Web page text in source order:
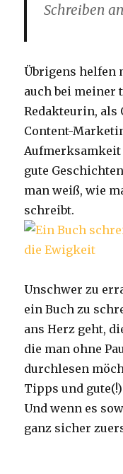
Schreiben
Übrigens helfen
auch bei meiner
Redakteurin, als
Content-
Aufmerksamkeit
gute
man weiß, wie
schreibt.
Unschwer zu
ein Buch zu
ans Herz geht,
die man ohne
durchlesen
Tipps und
Und wenn es
ganz sicher